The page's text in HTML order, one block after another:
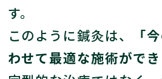
す。
このように鍼灸は、
「
わせて最適な施術がで